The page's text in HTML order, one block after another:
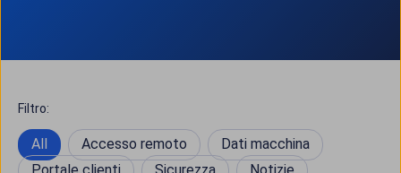
Filtro:
All Accesso remoto
Dati macchina